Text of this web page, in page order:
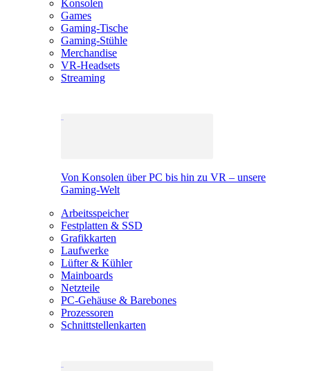
Konsolen
Games
Gaming-Tische
Gaming-Stühle
Merchandise
VR-Headsets
Streaming
Von Konsolen über PC bis hin zu VR – unsere
Gaming-Welt
Arbeitsspeicher
Festplatten & SSD
Grafikkarten
Laufwerke
Lüfter & Kühler
Mainboards
Netzteile
PC-Gehäuse & Barebones
Prozessoren
Schnittstellenkarten